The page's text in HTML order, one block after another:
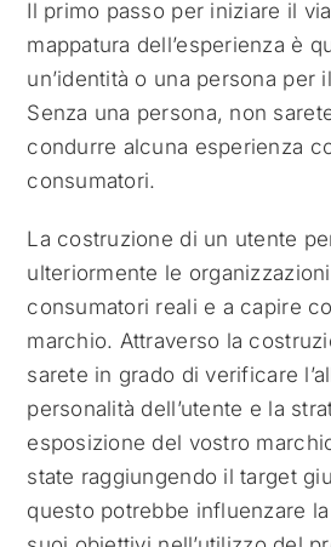
Il primo passo per iniziare il
mappatura dell’esperienza è
un’identità o una persona per
Senza una persona, non
condurre alcuna esperienza
consumatori.
La costruzione di un utente
ulteriormente le
consumatori reali e a capire
marchio. Attraverso la
sarete in grado di verificare
personalità dell’utente e la
esposizione del vostro
state raggiungendo il target
questo potrebbe influenzare